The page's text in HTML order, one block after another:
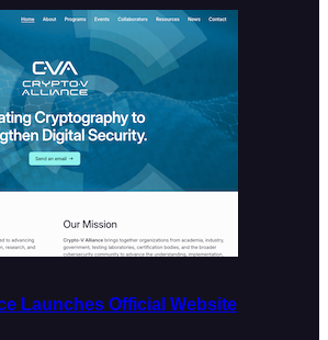
Launches Official Website